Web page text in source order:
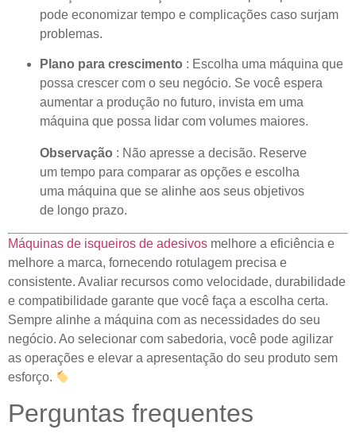
pode economizar tempo e complicações caso surjam
problemas.
Plano para crescimento : Escolha uma máquina que
possa crescer com o seu negócio. Se você espera
aumentar a produção no futuro, invista em uma
máquina que possa lidar com volumes maiores.
Observação : Não apresse a decisão. Reserve
um tempo para comparar as opções e escolha
uma máquina que se alinhe aos seus objetivos
de longo prazo.
Máquinas de isqueiros de adesivos melhore a eficiência e
melhore a marca, fornecendo rotulagem precisa e
consistente. Avaliar recursos como velocidade, durabilidade
e compatibilidade garante que você faça a escolha certa.
Sempre alinhe a máquina com as necessidades do seu
negócio. Ao selecionar com sabedoria, você pode agilizar
as operações e elevar a apresentação do seu produto sem
esforço.
Perguntas frequentes